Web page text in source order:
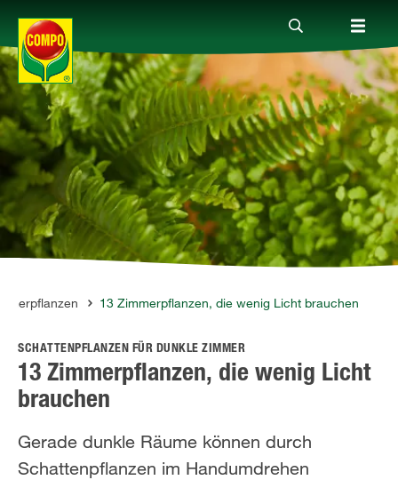
Produkte
Ratgeber
Themenwelten
Service
Unternehmen
13 Zimmerpflanzen, die wenig Licht brauchen
SCHATTENPFLANZEN FÜR DUNKLE ZIMMER
13 Zimmerpflanzen, die wenig Licht
brauchen
Gerade dunkle Räume können durch
Schattenpflanzen im Handumdrehen